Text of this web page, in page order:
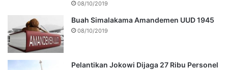
08/10/2019
Buah Simalakama Amandemen UUD 1945
08/10/2019
Pelantikan Jokowi Dijaga 27 Ribu Personel